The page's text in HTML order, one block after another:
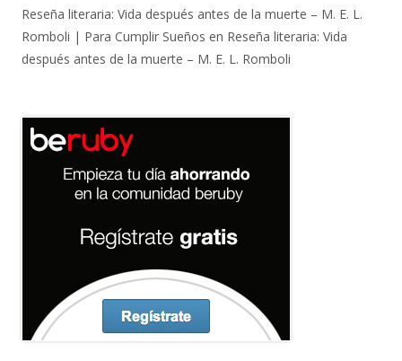
Reseña literaria: Vida después antes de la muerte – M. E. L.
Romboli | Para Cumplir Sueños en Reseña literaria: Vida
después antes de la muerte – M. E. L. Romboli